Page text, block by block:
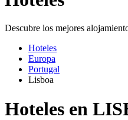
Descubre los mejores
Hoteles
Europa
Portugal
Lisboa
Hoteles en